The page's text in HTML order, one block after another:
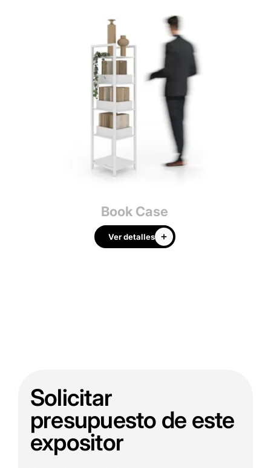
Book Case
Ver detalles
Solicitar
presupuesto de este
expositor